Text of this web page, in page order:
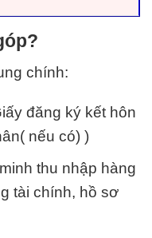
chính:
đăng ký kết hôn
nếu có) )
thu nhập hàng
tài chính, hồ sơ